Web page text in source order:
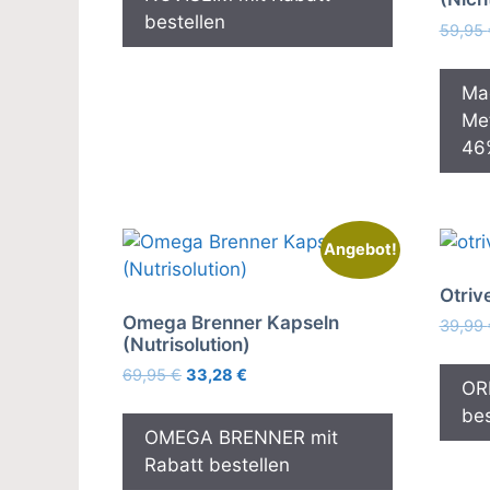
bestellen
59,95
Angebot!
Omega Brenner Kapseln
(Nutrisolution)
69,95€ Ursprünglicher
war:
69,95 €
33,28 €
ist:
33,28 €.
OMEGA BRENNER mit
Rabatt bestellen
39,99